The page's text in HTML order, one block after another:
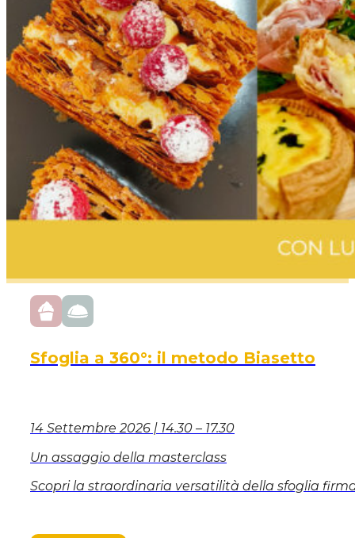
Sfoglia a 360°: il metodo Biasetto
14 Settembre 2026 | 14.30 – 17.30
Un assaggio della masterclass
Scopri la straordinaria versatilità della sfoglia